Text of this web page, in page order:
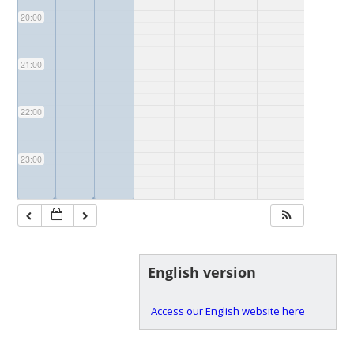
20:00
21:00
22:00
23:00
◢ ◢
English version
Access our English website here